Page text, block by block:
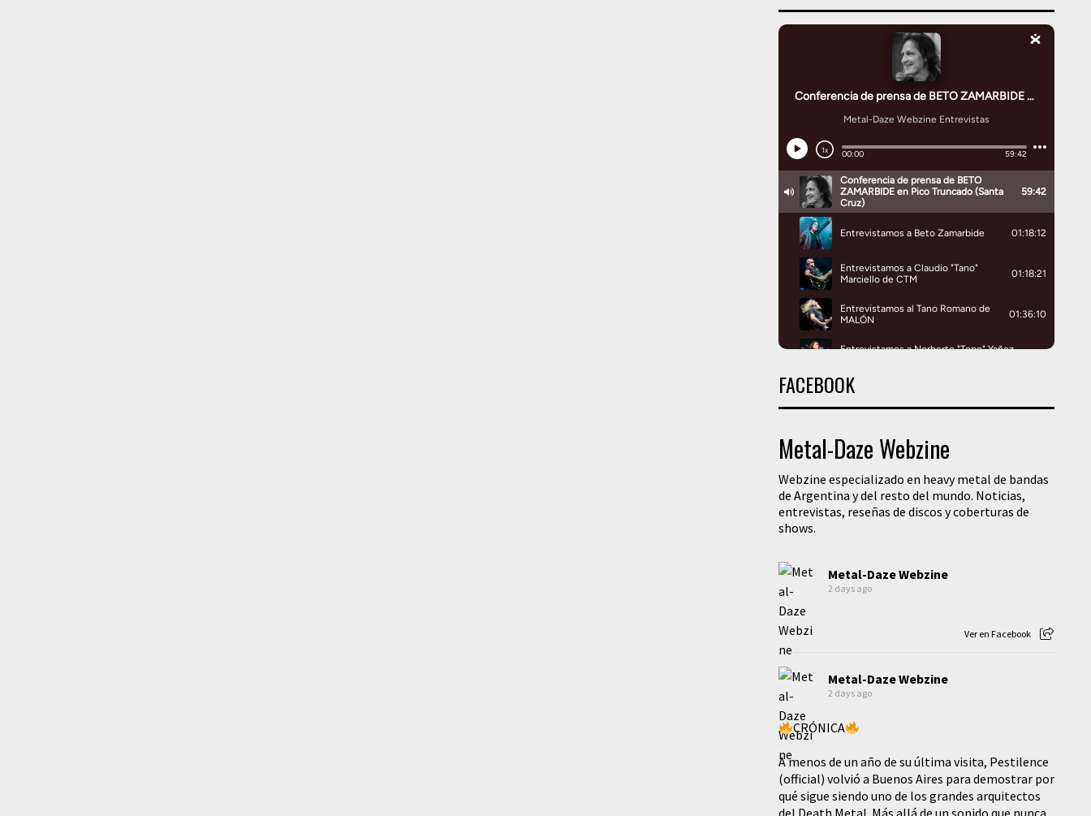
FACEBOOK
Metal-Daze Webzine
Webzine especializado en heavy metal de bandas
de Argentina y del resto del mundo. Noticias,
entrevistas, reseñas de discos y coberturas de
shows.
Metal-Daze Webzine
2 days ago
Ver en Facebook
Metal-Daze Webzine
2 days ago
CRÓNICA
A menos de un año de su última visita, Pestilence
(official) volvió a Buenos Aires para demostrar por
qué sigue siendo uno de los grandes arquitectos
del Death Metal. Más allá de un sonido que nunca